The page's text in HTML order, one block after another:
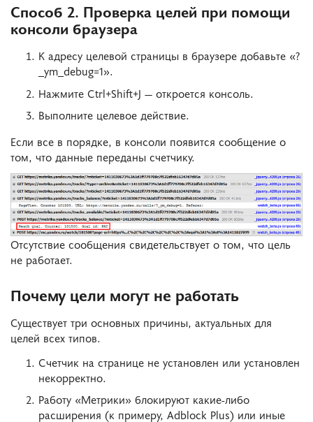
Способ 2. Проверка целей при помощи
консоли браузера
К адресу целевой страницы в браузере добавьте «?
_ym_debug=1».
Нажмите Ctrl+Shift+J — откроется консоль.
Выполните целевое действие.
Если все в порядке, в консоли появится сообщение о
том, что данные переданы счетчику.
Отсутствие сообщения свидетельствует о том, что цель
не работает.
Почему цели могут не работать
Существует три основных причины, актуальных для
целей всех типов.
Счетчик на странице не установлен или установлен
некорректно.
Работу «Метрики» блокируют какие-либо
расширения (к примеру, Adblock Plus) или иные